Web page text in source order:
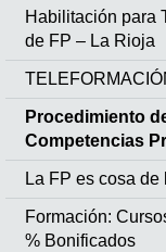
Habilitación para
de FP – La Rioja
Procedimiento
Competencias
La FP es cosa
Formación:
% Bonificados